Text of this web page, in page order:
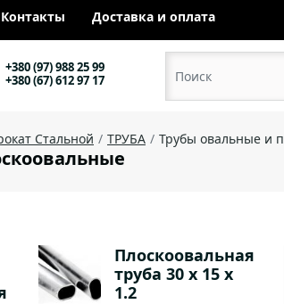
Контакты Доставка и оплата
+380 (97) 988 25 99
+380 (67) 612 97 17
Стальной ТРУБА Трубы овальные и
Плоскоовальная
труба 30 х 15 х
1.2